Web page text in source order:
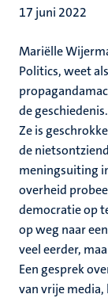
17 juni 2022
Mariëlle
Politics, weet
de
Ze is
de
meningsuiting
overheid
democratie op
op weg naar
veel eerder,
Een gesprek
van vrije media,